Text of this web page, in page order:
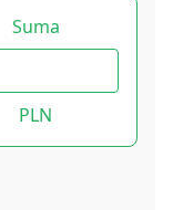
Suma
PLN